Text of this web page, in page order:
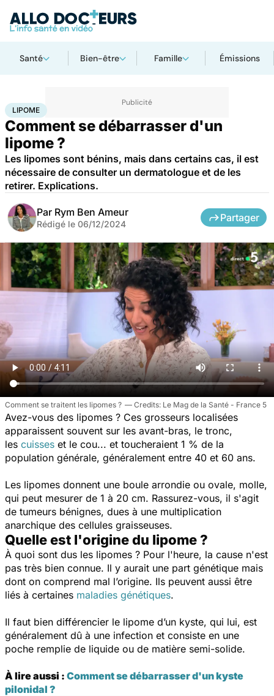
Santé Bien-être Famille Émissions
AccueilSanté
LIPOME
Comment se débarrasser d'un
lipome ?
Les lipomes sont bénins, mais dans certains cas, il est
nécessaire de consulter un dermatologue et de les
retirer. Explications.
Par Rym Ben Ameur
Rédigé le 06/12/2024
Partager
Comment se traitent les lipomes ? Le Mag de la Santé - France 5
Avez-vous des lipomes ? Ces grosseurs localisées
apparaissent souvent sur les avant-bras, le tronc,
les cuisses et le cou... et toucheraient 1 % de la
population générale, généralement entre 40 et 60 ans.
Les lipomes donnent une boule arrondie ou ovale, molle,
qui peut mesurer de 1 à 20 cm. Rassurez-vous, il s'agit
de tumeurs bénignes, dues à une multiplication
anarchique des cellules graisseuses.
Quelle est l'origine du lipome ?
À quoi sont dus les lipomes ? Pour l'heure, la cause n'est
pas très bien connue. Il y aurait une part génétique mais
dont on comprend mal l’origine. Ils peuvent aussi être
liés à certaines maladies génétiques.
Il faut bien différencier le lipome d’un kyste, qui lui, est
généralement dû à une infection et consiste en une
poche remplie de liquide ou de matière semi-solide.
À lire aussi : Comment se débarrasser d'un kyste
pilonidal ?